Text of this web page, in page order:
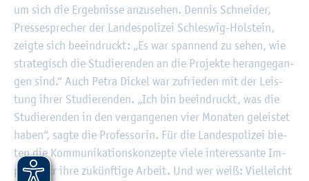
um sich die Er­geb­nis­se an­zu­se­hen. Den­nis Schnei­der,
Pres­se­spre­cher der Lan­des­po­li­zei Schles­wig-Hol­stein,
zeig­te sich be­ein­druckt: „Es war span­nend zu sehen, wie
stra­te­gisch die Stu­die­ren­den an die Pro­jek­te her­an­ge­gan­
gen sind.“ Auch Petra Di­ckel war zu­frie­den mit der Leis­
tung ihrer Stu­die­ren­den. „Ich bin be­ein­druckt, was die
Stu­die­ren­den in den ver­gan­ge­nen vier Mo­na­ten ge­leis­tet
haben“, sagte die Pro­fes­so­rin. Für die Lan­des­po­li­zei bie­
ten die Kom­mu­ni­ka­ti­ons­kon­zep­te viele in­ter­es­san­te Im­
pul­se für ihre zu­künf­ti­ge Ar­beit. Und wer weiß: Viel­leicht